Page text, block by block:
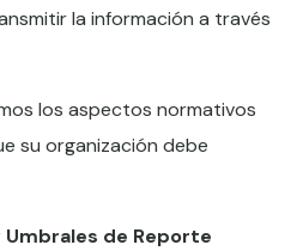
la información a través
los aspectos normativos
su organización debe
Umbrales de Reporte